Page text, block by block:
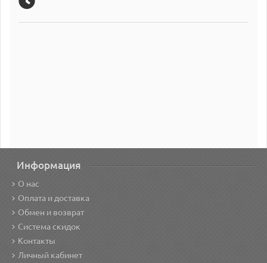
Информация
О нас
Оплата и доставка
Обмен и возврат
Система скидок
Контакты
Личный кабинет